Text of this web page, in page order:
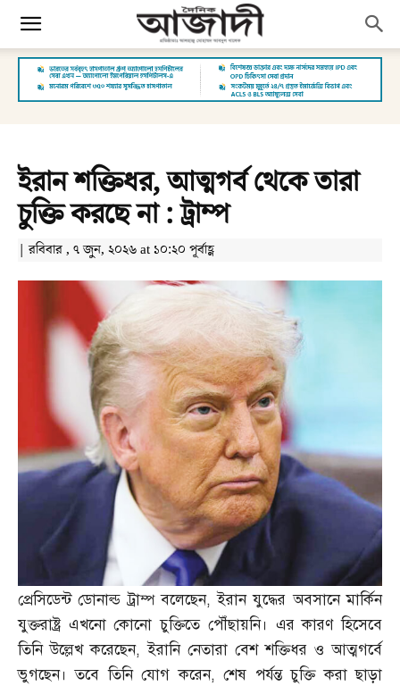
ইরান শক্তিধর, আত্মগর্ব থেকে তারা
চুক্তি করছে না : ট্রাম্প
| রবিবার , ৭ জুন, ২০২৬ at ১০:২০ পূর্বাহ্ণ
প্রেসিডেন্ট ডোনাল্ড ট্রাম্প বলেছেন,ইরান যুদ্ধের অবসানে মার্কিন
যুক্তরাষ্ট্র এখনো কোনো চুক্তিতে পৌঁছায়নি। এর কারণ হিসেবে
তিনি উল্লেখ করেছেন,ইরানি নেতারা বেশ শক্তিধর ও আত্মগর্বে
ভুগছেন। তবে তিনি যোগ করেন,শেষ পর্যন্ত চুক্তি করা ছাড়া